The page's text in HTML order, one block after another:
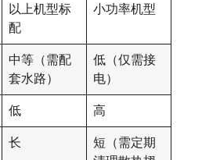
以上机型标
配
小功率机型
中等（需配
套水路）
低（仅需接
电）
低 高
长
短（需定期